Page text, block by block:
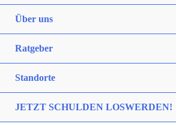
Über uns
Ratgeber
Standorte
JETZT SCHULDEN LOSWERDEN!